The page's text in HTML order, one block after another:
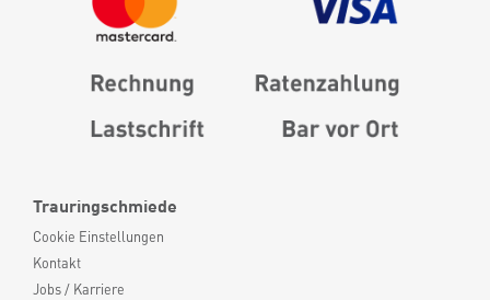
Trauringschmiede
Cookie Einstellungen
Kontakt
Jobs / Karriere